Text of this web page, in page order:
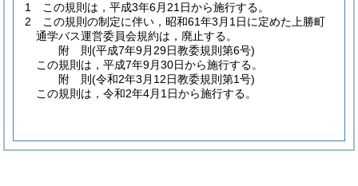
1
この規則は，平成3年6月21日から施行する。
2
この規則の制定に伴い，昭和61年3月1日に定めた上勝町
通学バス運営委員会規約は，廃止する。
附 則(平成7年9月29日教委規則第6号)
この規則は，平成7年9月30日から施行する。
附 則(令和2年3月12日教委規則第1号)
この規則は，令和2年4月1日から施行する。